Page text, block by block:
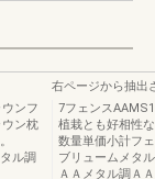
ンフ
ン枕
ル調
右ページから抽出
7フェンス
植栽とも好相性
数量単価小計フ
ブリュームメタ
ＡＡメタル調Ａ